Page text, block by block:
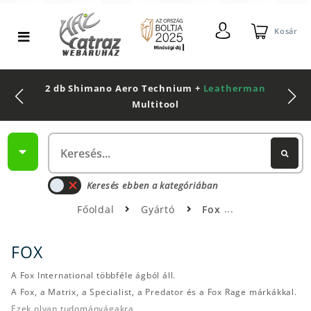
Kosár
2 db Shimano Aero Technium + Leatherman
Multitool
Keresés ebben a kategóriában
Főoldal Gyártó Fox
FOX
A Fox International többféle ágból áll.
A Fox, a Matrix, a Specialist, a Predator és a Fox Rage márkákkal.
Ezek olyan tudományágakra